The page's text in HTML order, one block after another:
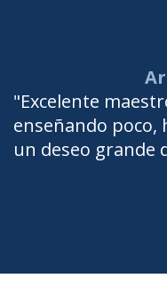
"Excelente
enseñando poco,
un deseo grande